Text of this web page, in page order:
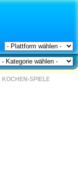
KOCHEN-SPIELE